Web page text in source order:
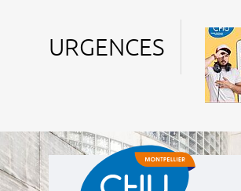
URGENCES